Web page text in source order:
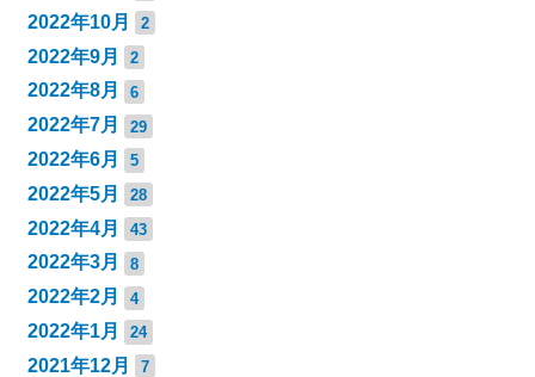
2022年10月 2
2022年9月 2
2022年8月 6
2022年7月 29
2022年6月 5
2022年5月 28
2022年4月 43
2022年3月 8
2022年2月 4
2022年1月 24
2021年12月 7